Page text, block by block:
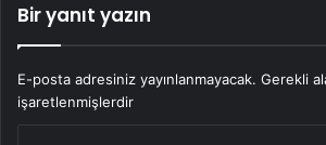
Bir yanıt yazın
E-posta adresiniz yayınlanmayacak. Gerekli
işaretlenmişlerdir